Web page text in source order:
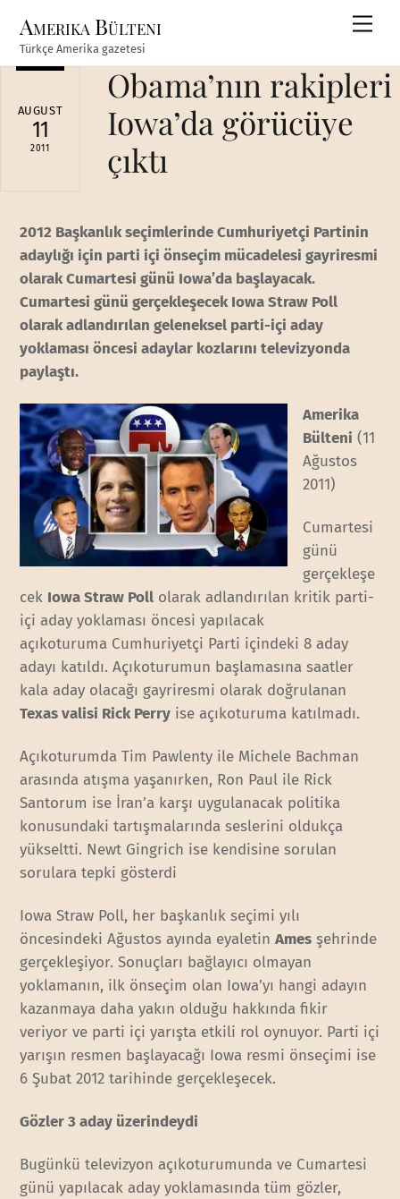
content
Amerika Bülteni
Türkçe Amerika gazetesi
AUGUST
11
2011
Obama’nın rakipleri
Iowa’da görücüye
çıktı
2012 Başkanlık seçimlerinde Cumhuriyetçi Partinin
adaylığı için parti içi önseçim mücadelesi gayriresmi
olarak Cumartesi günü Iowa’da başlayacak.
Cumartesi günü gerçekleşecek Iowa Straw Poll
olarak adlandırılan geleneksel parti-içi aday
yoklaması öncesi adaylar kozlarını televizyonda
paylaştı.
Amerika
Bülteni (11
Ağustos
2011)
Cumartesi
günü
gerçekleşe
cek Iowa Straw Poll olarak adlandırılan kritik parti-
içi aday yoklaması öncesi yapılacak
açıkoturuma Cumhuriyetçi Parti içindeki 8 aday
adayı katıldı. Açıkoturumun başlamasına saatler
kala aday olacağı gayriresmi olarak doğrulanan
Texas valisi Rick Perry ise açıkoturuma katılmadı.
Açıkoturumda Tim Pawlenty ile Michele Bachman
arasında atışma yaşanırken, Ron Paul ile Rick
Santorum ise İran’a karşı uygulanacak politika
konusundaki tartışmalarında seslerini oldukça
yükseltti. Newt Gingrich ise kendisine sorulan
sorulara tepki gösterdi
Iowa Straw Poll, her başkanlık seçimi yılı
öncesindeki Ağustos ayında eyaletinAmes şehrinde
gerçekleşiyor. Sonuçları bağlayıcı olmayan
yoklamanın, ilk önseçim olan Iowa’yı hangi adayın
kazanmaya daha yakın olduğu hakkında fikir
veriyor ve parti içi yarışta etkili rol oynuyor. Parti içi
yarışın resmen başlayacağı Iowa resmi önseçimi ise
6 Şubat 2012 tarihinde gerçekleşecek.
Gözler 3 aday üzerindeydi
Bugünkü televizyon açıkoturumunda ve Cumartesi
günü yapılacak aday yoklamasında tüm gözler,